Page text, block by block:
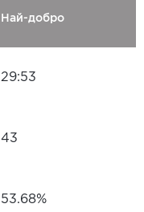
Най-добро
29:53
43
53.68%